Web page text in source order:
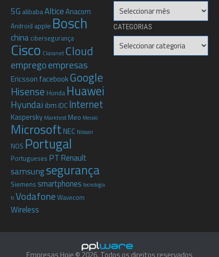
5G alibabaAlticeAnacom
Android apple Bosch
china cibersegurança
Cisco Claranet Cloud
empregoempresas
Ericsson facebookGoogle
Hisense Honda Huawei
Hyundai ibm IDC Internet
Kaspersky Marktest Meo Meraki
MicrosoftNEC Nissan
NOS Portugal
Portugueses PT Renault
samsungsegurança
Siemenssmartphones tecnologia
ti Vodafone Wavecom
Wireless
Arquivo
CATEGORIAS
Categorias